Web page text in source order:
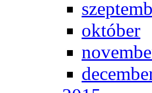
ok­tó­ber